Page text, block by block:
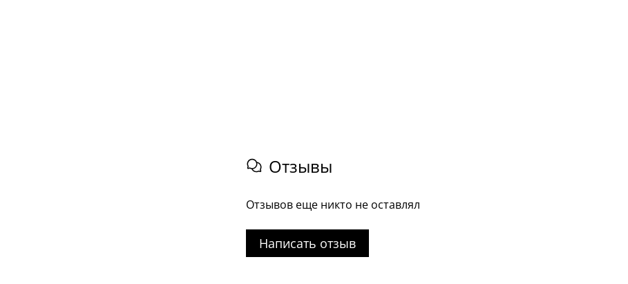
Отзывы
Отзывов еще никто не оставлял
Написать отзыв